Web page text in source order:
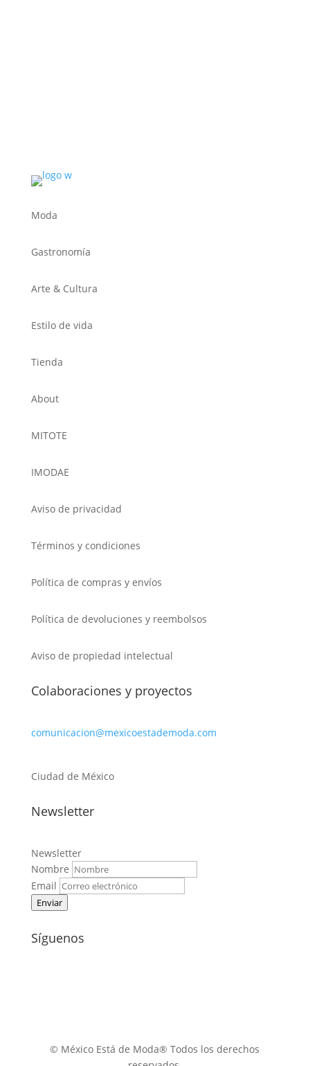
Moda
Gastronomía
Arte & Cultura
Estilo de vida
Tienda
About
MITOTE
IMODAE
Aviso de privacidad
Términos y condiciones
Política de compras y envíos
Política de devoluciones y reembolsos
Aviso de propiedad intelectual
Colaboraciones y proyectos
comunicacion@mexicoestademoda.com
Ciudad de México
Newsletter
Newsletter
Nombre
Email
Enviar
Síguenos
© México Está de Moda® Todos los derechos